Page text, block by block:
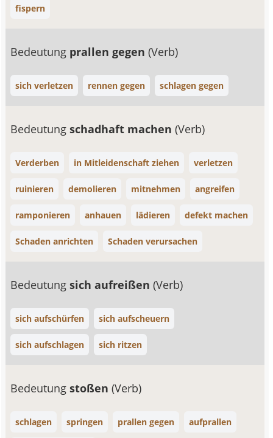
fispern
Bedeutung prallen gegen(Verb)
sich verletzen rennen gegen schlagen gegen
Bedeutungschadhaft machen(Verb)
Verderben in Mitleidenschaft ziehen verletzen
ruinieren demolieren mitnehmen angreifen
ramponieren anhauen lädieren defekt machen
Schaden anrichten Schaden verursachen
Bedeutungsich aufreißen(Verb)
sich aufschürfen sich aufscheuern
sich aufschlagen sich ritzen
Bedeutungstoßen(Verb)
schlagen springen prallen gegen aufprallen